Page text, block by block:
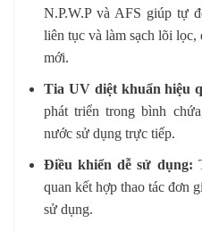
N.P.W.P và AFS giúp tự
liên tục và làm sạch lõi
mới.
Tia UV diệt khuẩn hiệu
phát triển trong bình
nước sử dụng trực tiếp.
Điều khiển dễ sử dụng:
quan kết hợp thao tác đơn
sử dụng.